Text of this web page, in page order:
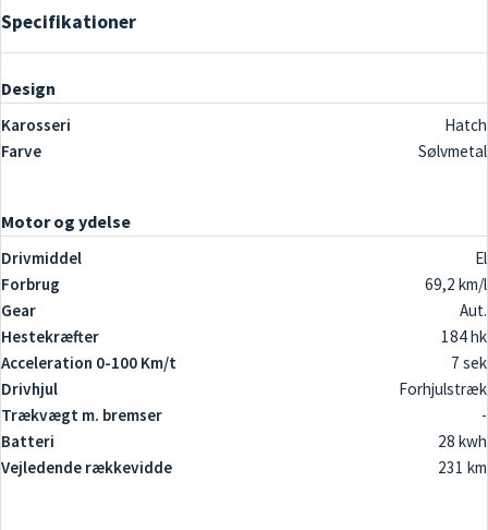
Specifikationer
Design
Karosseri
Hatch
Farve
Sølvmetal
Motor og ydelse
Drivmiddel
El
Forbrug
69,2 km/l
Gear
Aut.
Hestekræfter
184 hk
Acceleration 0-100 Km/t
7 sek
Drivhjul
Forhjulstræk
Trækvægt m. bremser
-
Batteri
28 kwh
Vejledende rækkevidde
231 km